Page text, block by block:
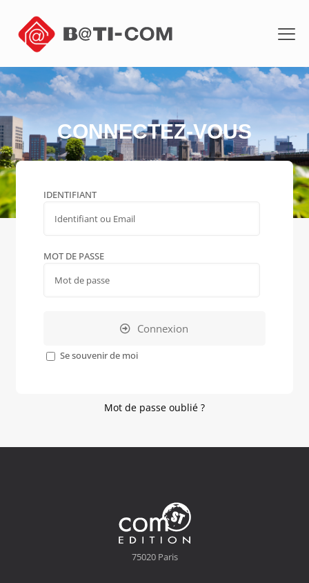
CONNECTEZ-VOUS
IDENTIFIANT
MOT DE PASSE
Connexion
Se souvenir de moi
Mot de passe oublié ?
75020 Paris